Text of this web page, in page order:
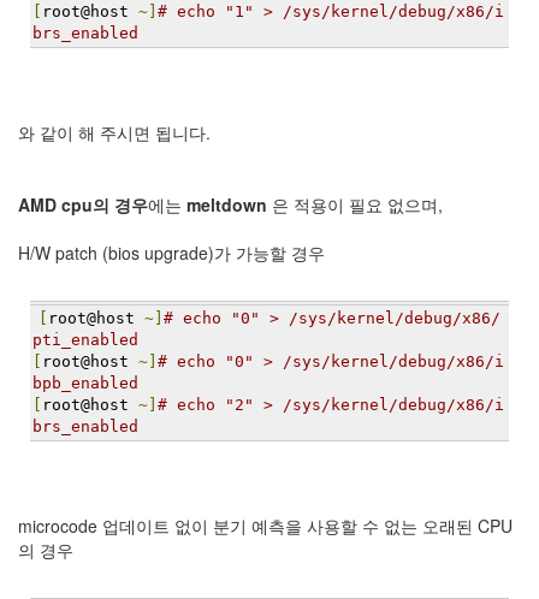
root@host ~] # echo "1" > /sys/kernel/debug/x86/i
brs_enabled
와 같이 해 주시면 됩니다.
AMD cpu의 경우에는 meltdown 은 적용이 필요 없으며,
H/W patch (bios upgrade)가 가능할 경우
root@host ~] # echo "0" > /sys/kernel/debug/x86/
pti_enabled
root@host ~] # echo "0" > /sys/kernel/debug/x86/i
bpb_enabled
root@host ~] # echo "2" > /sys/kernel/debug/x86/i
brs_enabled
microcode 업데이트 없이 분기 예측을 사용할 수 없는 오래된 CPU
의 경우
by
1.5V
ion
1
김
정
균
BASMAN
방
전
테